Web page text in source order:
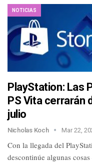
NOTICIAS
PlayStation: Las
PS Vita cerrarán
julio
Nicholas Koch Mar 22,
Con la llegada del
descontinúe algunas